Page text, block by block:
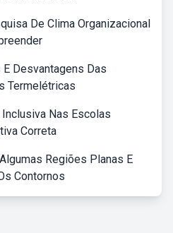
De Clima Organizacional
Desvantagens Das
Termelétricas
Nas Escolas
Correta
Regiões Planas E
Contornos